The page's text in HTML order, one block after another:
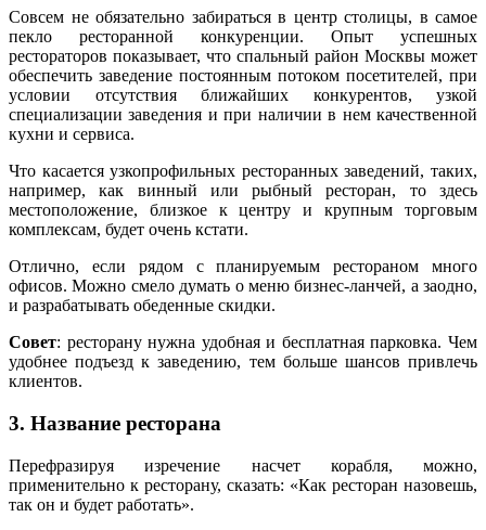
Совсем не обязательно забираться в центр столицы, в самое
пекло ресторанной конкуренции. Опыт успешных
рестораторов показывает, что спальный район Москвы может
обеспечить заведение постоянным потоком посетителей, при
условии отсутствия ближайших конкурентов, узкой
специализации заведения и при наличии в нем качественной
кухни и сервиса.
Что касается узкопрофильных ресторанных заведений, таких,
например, как винный или рыбный ресторан, то здесь
местоположение, близкое к центру и крупным торговым
комплексам, будет очень кстати.
Отлично, если рядом с планируемым рестораном много
офисов. Можно смело думать о меню бизнес-ланчей, а заодно,
и разрабатывать обеденные скидки.
Совет: ресторану нужна удобная и бесплатная парковка. Чем
удобнее подъезд к заведению, тем больше шансов привлечь
клиентов.
3. Название ресторана
Перефразируя изречение насчет корабля, можно,
применительно к ресторану, сказать: «Как ресторан назовешь,
так он и будет работать».